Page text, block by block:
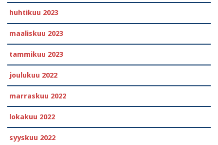
huhtikuu 2023
maaliskuu 2023
tammikuu 2023
joulukuu 2022
marraskuu 2022
lokakuu 2022
syyskuu 2022